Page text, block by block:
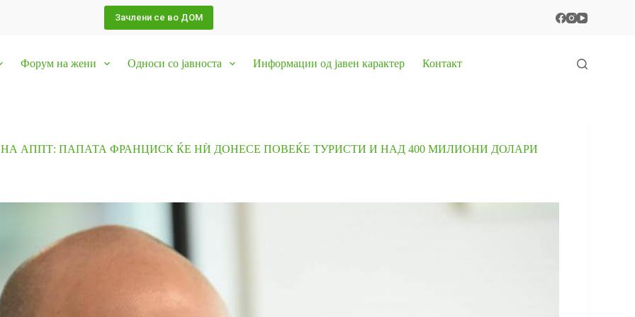
Зачлени се во ДОМ
Форум на жени Односи со јавноста Информации од јавен карактер Контакт
АППТ: ПАПАТА ФРАНЦИСК ЌЕ НЍ ДОНЕСЕ ПОВЕЌЕ ТУРИСТИ И НАД 400 МИЛИОНИ ДОЛАРИ